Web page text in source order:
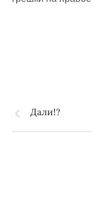
Дали!?